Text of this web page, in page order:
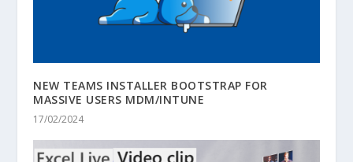
NEW TEAMS INSTALLER BOOTSTRAP FOR
MASSIVE USERS MDM/INTUNE
17/02/2024